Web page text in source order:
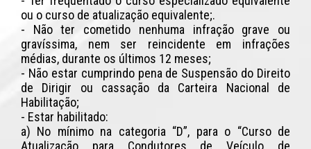
ou o curso de atualização equivalente;.
- Não ter cometido nenhuma infração grave ou
gravíssima, nem ser reincidente em infrações
médias, durante os últimos 12 meses;
- Não estar cumprindo pena de Suspensão do Direito
de Dirigir ou cassação da Carteira Nacional de
Habilitação;
- Estar habilitado:
a) No mínimo na categoria “D”, para o “Curso de
Atualização para Condutores de Veículo de